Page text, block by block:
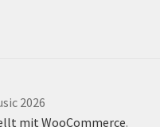
2026
mit WooCommerce.